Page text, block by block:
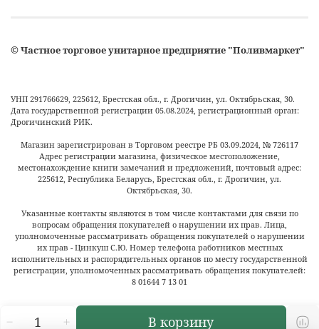
В корзину
©Частное торговое унитарное предприятие "Поливмаркет"
УНП 291766629, 225612, Брестская обл., г. Дрогичин, ул. Октябрьская, 30.
Дата государственной регистрации 05.08.2024, регистрационный орган:
Дрогичинский РИК.
Магазин зарегистрирован в Торговом реестре РБ 03.09.2024, № 726117
Адрес регистрации магазина, физическое местоположение,
местонахождение книги замечаний и предложений, почтовый адрес:
225612, Республика Беларусь, Брестская обл., г. Дрогичин, ул.
Октябрьская, 30.
Указанные контакты являются в том числе контактами для связи по
вопросам обращения покупателей о нарушении их прав. Лица,
уполномоченные рассматривать обращения покупателей о нарушении
их прав - Цинкуш С.Ю. Номер телефона работников местных
исполнительных и распорядительных органов по месту государственной
регистрации, уполномоченных рассматривать обращения покупателей:
8 01644 7 13 01